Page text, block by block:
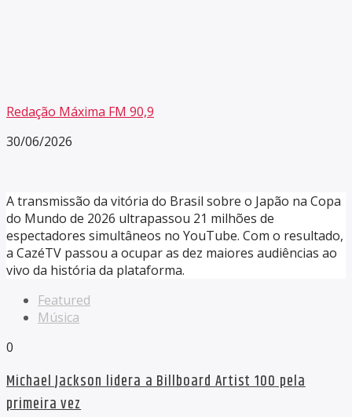
Redação Máxima FM 90,9
30/06/2026
A transmissão da vitória do Brasil sobre o Japão na Copa
do Mundo de 2026 ultrapassou 21 milhões de
espectadores simultâneos no YouTube. Com o resultado,
a CazéTV passou a ocupar as dez maiores audiências ao
vivo da história da plataforma.
Featured
Música
0
Michael Jackson lidera a Billboard Artist 100 pela
primeira vez